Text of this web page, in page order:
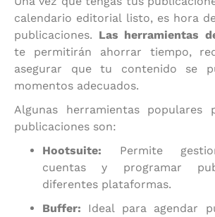
calendario editorial listo, es hora
publicaciones. Las herramientas
te permitirán ahorrar tiempo,
asegurar que tu contenido se
momentos adecuados.
Algunas herramientas populares
publicaciones son:
Hootsuite: Permite
cuentas y programar
diferentes plataformas.
Buffer: Ideal para agendar